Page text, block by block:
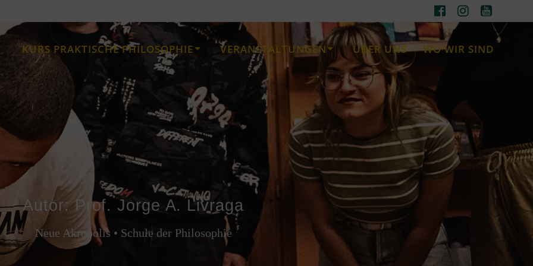
KURS PRAKTISCHE PHILOSOPHIE VERANSTALTUNGEN ÜBER UNS WO WIR SIND
Autor:Prof. Jorge A. Livraga
Neue Akropolis • Schule der Philosophie